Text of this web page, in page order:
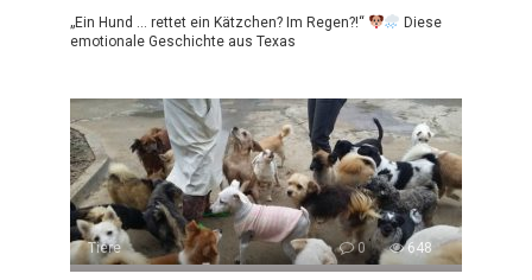
„Ein Hund … rettet ein Kätzchen? Im Regen?!“
Diese
emotionale Geschichte aus Texas
Tiere 0 648